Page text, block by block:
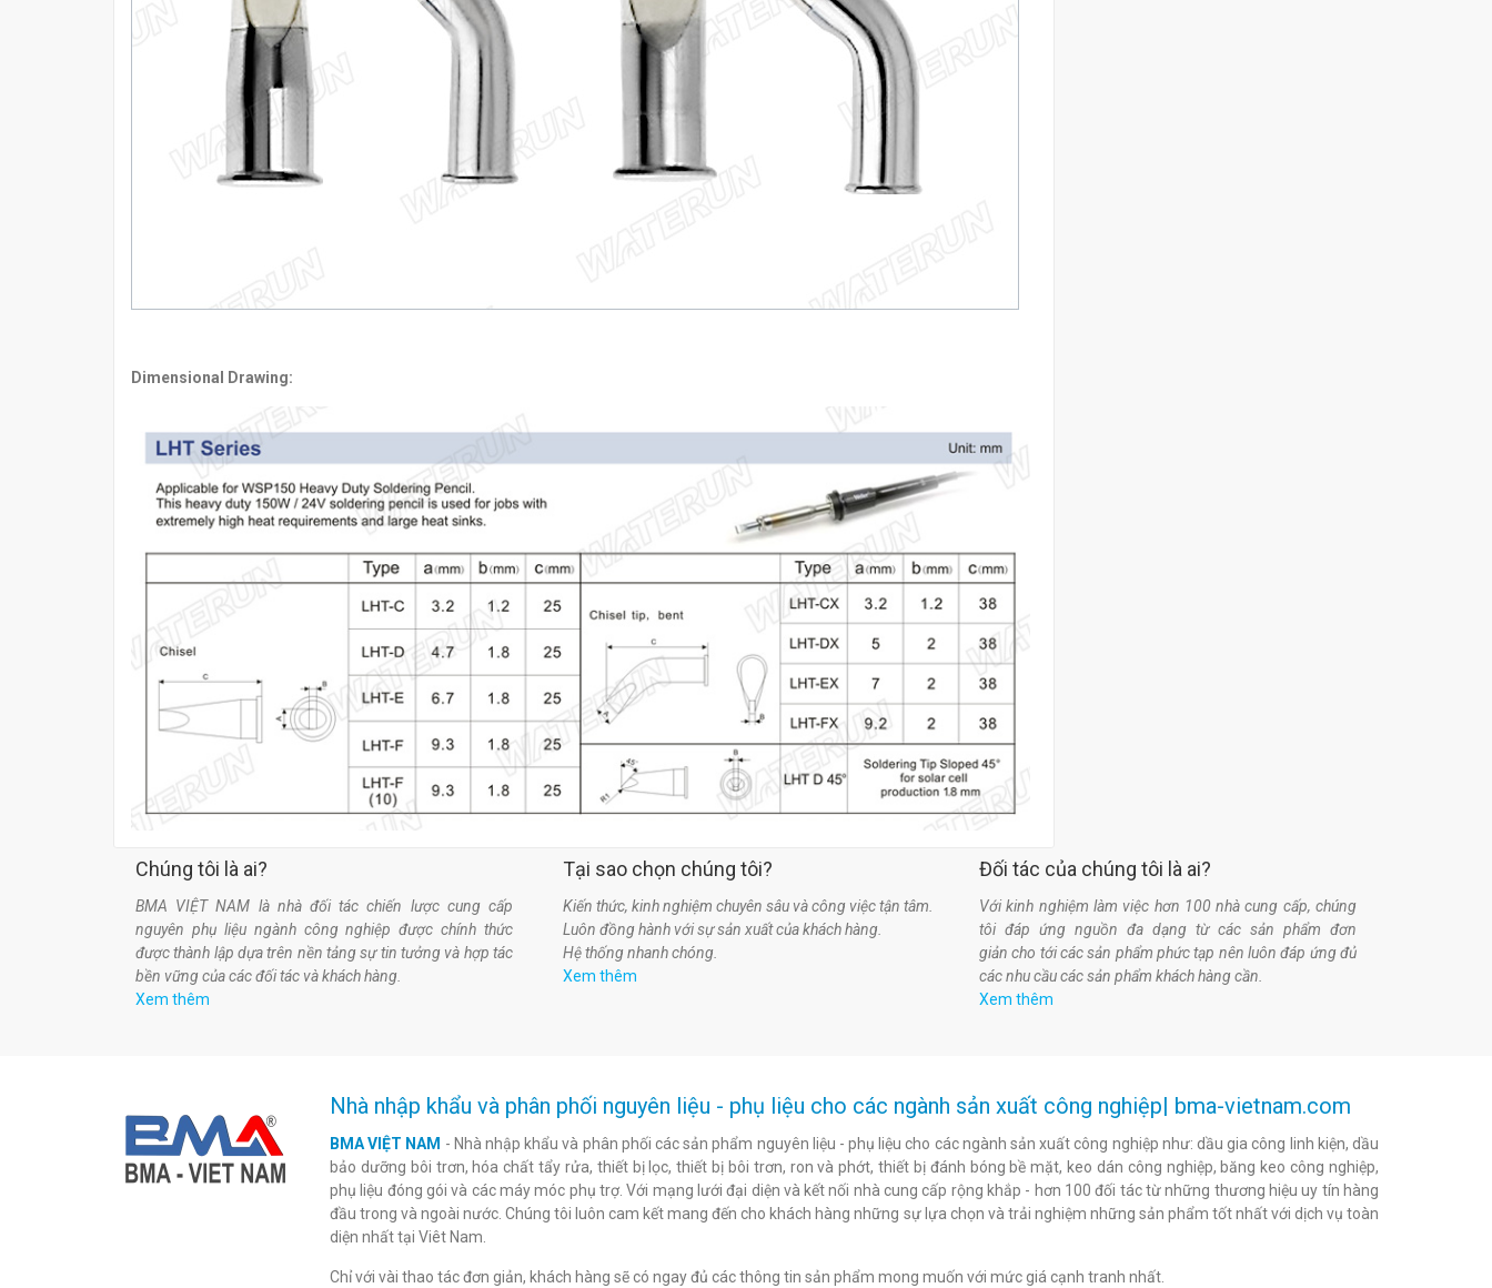
Dimensional Drawing:
Chúng tôi là ai?
BMA VIỆT NAM là nhà đối tác chiến lược cung cấp
nguyên phụ liệu ngành công nghiệp được chính thức
được thành lập dựa trên nền tảng sự tin tưởng và hợp tác
bền vững của các đối tác và khách hàng.
Xem thêm
Tại sao chọn chúng tôi?
Kiến thức, kinh nghiệm chuyên sâu và công việc tận tâm.
Luôn đồng hành với sự sản xuất của khách hàng.
Hệ thống nhanh chóng.
Xem thêm
Đối tác của chúng tôi là ai?
Với kinh nghiệm làm việc hơn 100 nhà cung cấp, chúng
tôi đáp ứng nguồn đa dạng từ các sản phẩm đơn
giản cho tới các sản phẩm phức tạp nên luôn đáp ứng đủ
các nhu cầu các sản phẩm khách hàng cần.
Xem thêm
Nhà nhập khẩu và phân phối nguyên liệu - phụ liệu cho các ngành sản xuất công nghiệp| bma-vietnam.com
BMA VIỆT NAM - Nhà nhập khẩu và phân phối các sản phẩm nguyên liệu - phụ liệu cho các ngành sản xuất công nghiệp như: dầu gia công linh kiện, dầu
bảo dưỡng bôi trơn, hóa chất tẩy rửa, thiết bị lọc, thiết bị bôi trơn, ron và phớt, thiết bị đánh bóng bề mặt, keo dán công nghiệp, băng keo công nghiệp,
phụ liệu đóng gói và các máy móc phụ trợ. Với mạng lưới đại diện và kết nối nhà cung cấp rộng khắp - hơn 100 đối tác từ những thương hiệu uy tín hàng
đầu trong và ngoài nước. Chúng tôi luôn cam kết mang đến cho khách hàng những sự lựa chọn và trải nghiệm những sản phẩm tốt nhất với dịch vụ toàn
diện nhất tại Viêt Nam.
Chỉ với vài thao tác đơn giản, khách hàng sẽ có ngay đủ các thông tin sản phẩm mong muốn với mức giá cạnh tranh nhất.